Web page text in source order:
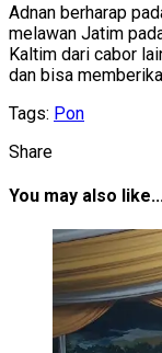
Adnan berharap
melawan Jatim
Kaltim dari cabor
dan bisa
Tags: Pon
Share
You may also